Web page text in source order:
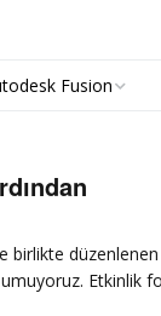
Fusion
Tasarım
birlikte
Etkinlik